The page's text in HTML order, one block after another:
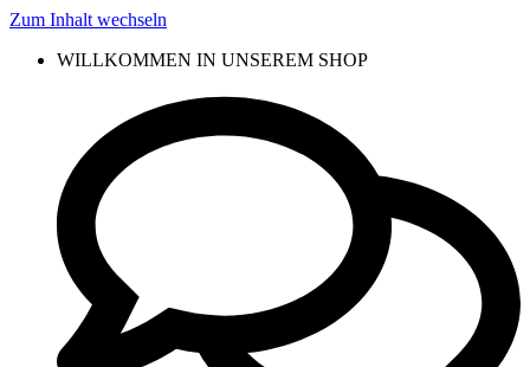
Zum Inhalt wechseln
WILLKOMMEN IN UNSEREM SHOP